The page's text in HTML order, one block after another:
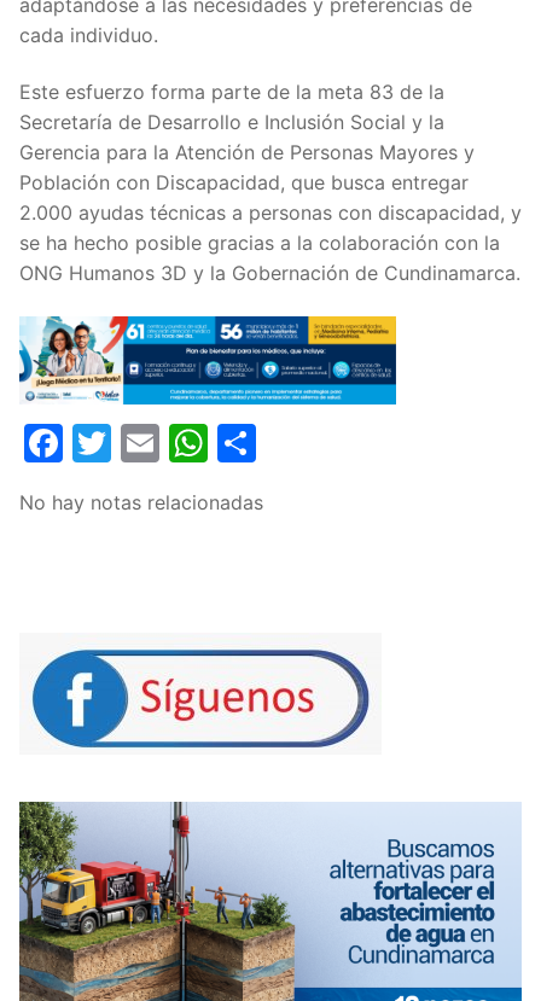
cada individuo.
Este esfuerzo forma parte de la meta 83 de la
Secretaría de Desarrollo e Inclusión Social y la
Gerencia para la Atención de Personas Mayores y
Población con Discapacidad, que busca entregar
2.000 ayudas técnicas a personas con discapacidad, y
se ha hecho posible gracias a la colaboración con la
ONG Humanos 3D y la Gobernación de Cundinamarca.
Facebook
Twitter
EmailWhatsApp
No hay notas relacionadas